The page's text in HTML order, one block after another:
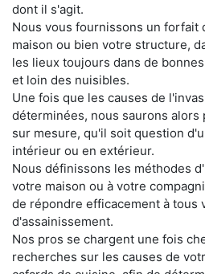
dont il s'agit.
Nous vous fournissons un forfait
maison ou bien votre structure,
les lieux toujours dans de
et loin des nuisibles.
Une fois que les causes de
déterminées, nous saurons
sur mesure, qu'il soit question
intérieur ou en extérieur.
Nous définissons les méthodes
votre maison ou à votre
de répondre efficacement à tous
d'assainissement.
Nos pros se chargent une fois
recherches sur les causes de